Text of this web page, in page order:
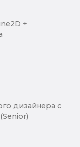
+
дизайнера с